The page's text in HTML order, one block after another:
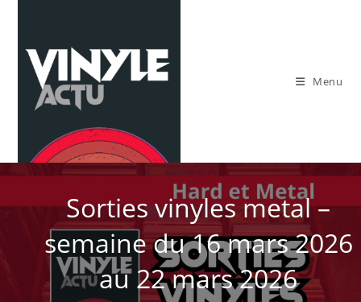
content
Menu
Sorties vinyles metal –
semaine du 16 mars 2026
au 22 mars 2026